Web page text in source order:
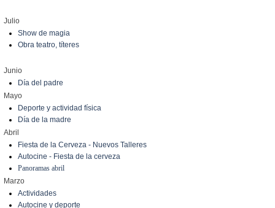
Julio
Show de magia
Obra teatro, títeres
Junio
Día del padre
Mayo
Deporte y actividad física
Día de la madre
Abril
Fiesta de la Cerveza - Nuevos Talleres
Autocine - Fiesta de la cerveza
Panoramas abril
Marzo
Actividades
Autocine y deporte